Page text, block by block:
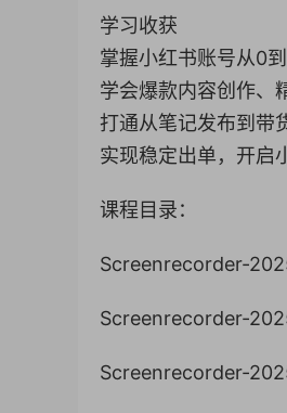
学习收获
掌握小红书账号从0
学会爆款内容创作、
打通从笔记发布到带
实现稳定出单，开启
课程目录：
Screenrecorder-
Screenrecorder-
Screenrecorder-